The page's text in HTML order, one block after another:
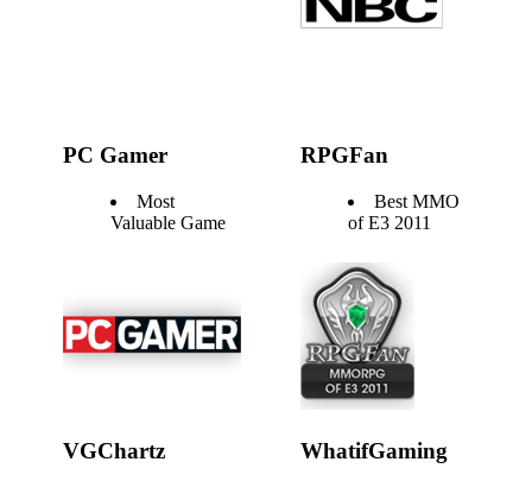
PC Gamer
Most
Valuable Game
RPGFan
Best MMO
of E3 2011
VGChartz WhatifGaming